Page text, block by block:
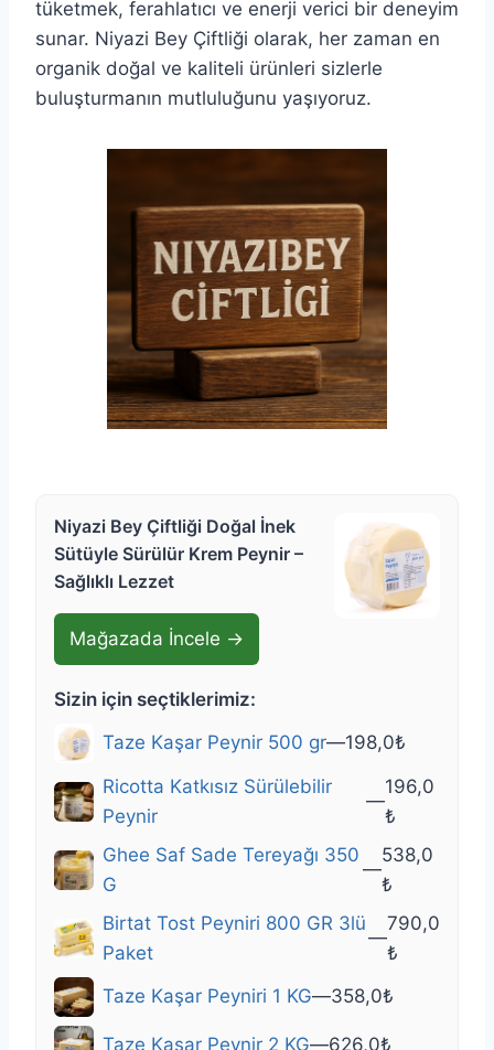
tüketmek, ferahlatıcı ve enerji verici bir deneyim
sunar. Niyazi Bey Çiftliği olarak, her zaman en
organik doğal ve kaliteli ürünleri sizlerle
buluşturmanın mutluluğunu yaşıyoruz.
Niyazi Bey Çiftliği Doğal İnek
Sütüyle Sürülür Krem Peynir –
Sağlıklı Lezzet
Mağazada İncele →
Sizin için seçtiklerimiz:
Taze Kaşar Peynir 500 gr—198,0₺
Ricotta Katkısız Sürülebilir
Peynir
—
196,0
₺
Ghee Saf Sade Tereyağı 350
G
—
538,0
₺
Birtat Tost Peyniri 800 GR 3lü
Paket
—
790,0
₺
Taze Kaşar Peyniri 1 KG—358,0₺
Taze Kaşar Peynir 2 KG—626,0₺